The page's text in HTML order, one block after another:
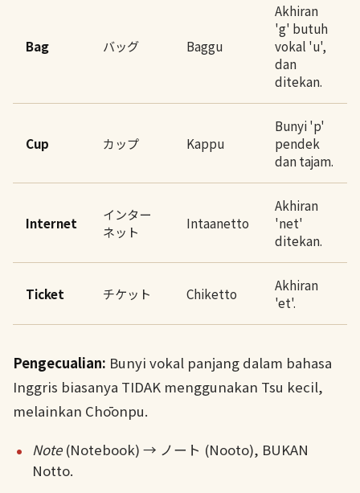
Bag バッグ Baggu
Akhiran
'g' butuh
vokal 'u',
dan
ditekan.
Cup カップ Kappu
Bunyi 'p'
pendek
dan tajam.
Internet
インター
ネット
Intaanetto
Akhiran
'net'
ditekan.
Ticket チケット Chiketto
Akhiran
'et'.
Pengecualian: Bunyi vokal panjang dalam bahasa
Inggris biasanya TIDAK menggunakan Tsu kecil,
melainkan Chōonpu.
Note(Notebook) → ノート (Nooto), BUKAN
Notto.